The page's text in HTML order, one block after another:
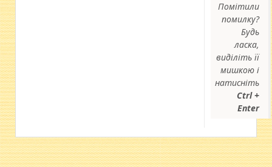
Помітили
помилку?
Будь
ласка,
виділіть її
мишкою і
натисніть
Ctrl +
Enter